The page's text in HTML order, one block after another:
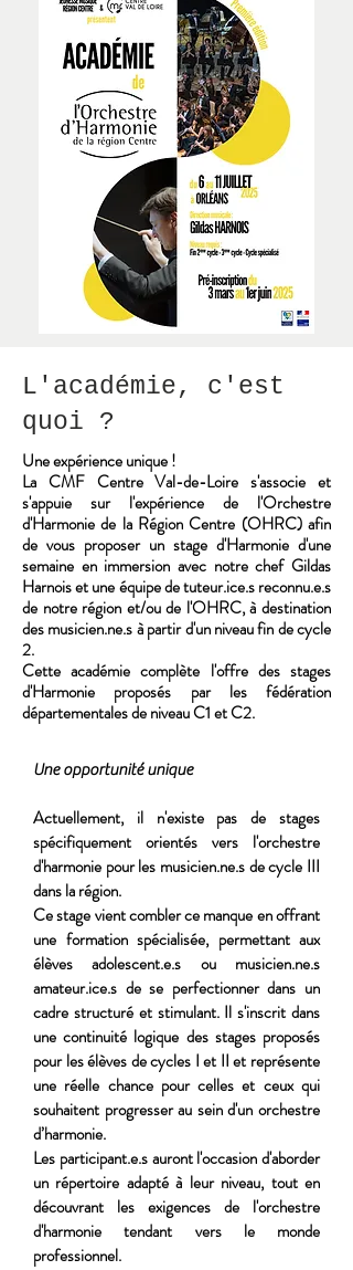
L'académie, c'est
quoi ?
Une expérience unique !
La CMF Centre Val-de-Loire s'associe et
s'appuie sur l'expérience de l'Orchestre
d'Harmonie de la Région Centre (OHRC) afin
de vous proposer un stage d'Harmonie d'une
semaine en immersion avec notre chef Gildas
Harnois et une équipe de tuteur.ice.s reconnu.e.s
de notre région et/ou de l'OHRC, à destination
des musicien.ne.s à partir d'un niveau fin de cycle
2.
Cette académie complète l'offre des stages
d'Harmonie proposés par les fédération
départementales de niveau C1 et C2.
Une opportunité unique
Actuellement, il n'existe pas de stages
spécifiquement orientés vers l'orchestre
d'harmonie pour les musicien.ne.s de cycle III
dans la région.
Ce stage vient combler ce manque en offrant
une formation spécialisée, permettant aux
élèves adolescent.e.s ou musicien.ne.s
amateur.ice.s de se perfectionner dans un
cadre structuré et stimulant. Il s'inscrit dans
une continuité logique des stages proposés
pour les élèves de cycles I et II et représente
une réelle chance pour celles et ceux qui
souhaitent progresser au sein d'un orchestre
d’harmonie.
Les participant.e.s auront l'occasion d'aborder
un répertoire adapté à leur niveau, tout en
découvrant les exigences de l'orchestre
d'harmonie tendant vers le monde
professionnel.